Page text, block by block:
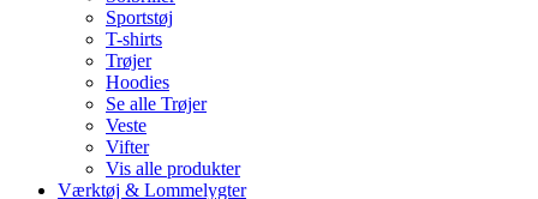
Sportstøj
T-shirts
Trøjer
Hoodies
Se alle Trøjer
Veste
Vifter
Vis alle produkter
Værktøj & Lommelygter